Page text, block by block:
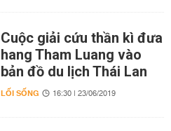
Cuộc giải cứu thần kì đưa
hang Tham Luang vào
bản đồ du lịch Thái Lan
LỐI SỐNG 16:30 | 23/06/2019